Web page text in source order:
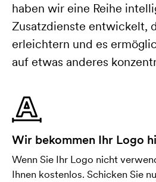
haben wir eine Reihe
Zusatzdienste entwickelt,
erleichtern und es
auf etwas anderes
Wir bekommen Ihr Logo
Wenn Sie Ihr Logo nicht
Ihnen kostenlos. Schicken Sie